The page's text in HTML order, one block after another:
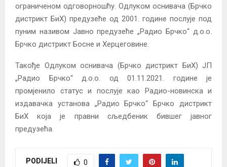
ограниченом одговорношћу. Одлуком оснивача (Брчко
дистрикт БиХ) предузеће од 2001. године послује под
пуним називом Јавно предузеће „Радио Брчко“ д.о.о.
Брчко дистрикт Босне и Херцеговине.
Такође Одлуком оснивача (Брчко дистрикт БиХ) ЈП
„Радио Брчко“ д.о.о. од 01.11.2021. године је
промјенило статус и послује као Радио-новинска и
издавачка установа „Радио Брчко“ Брчко дистрикт
БиХ која је правни сљедбеник бившег јавног
предузећа.
PODIJELI 0